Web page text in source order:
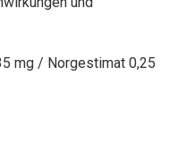
mg / Norgestimat 0,25